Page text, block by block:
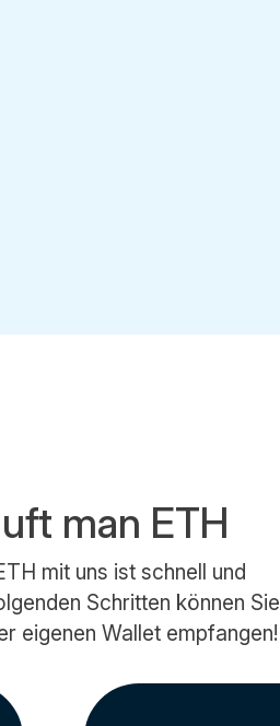
man ETH
mit uns ist schnell und
Schritten können Sie
eigenen Wallet empfangen!